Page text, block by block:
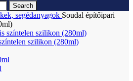
Search
segédanyagok Soudal építőipari
szilikon (280ml)